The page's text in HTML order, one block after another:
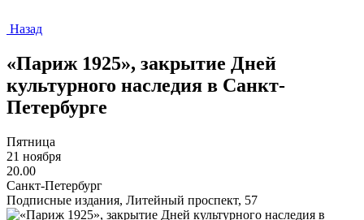
Назад
«Париж 1925», закрытие Дней
культурного наследия в Санкт-
Петербурге
Пятница
21 ноября
20.00
Санкт-Петербург
Подписные издания, Литейный проспект, 57